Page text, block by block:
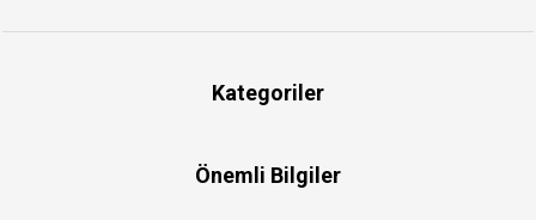
Kategoriler
Önemli Bilgiler